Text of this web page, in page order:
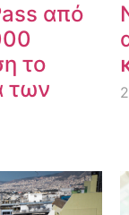
από
το
των